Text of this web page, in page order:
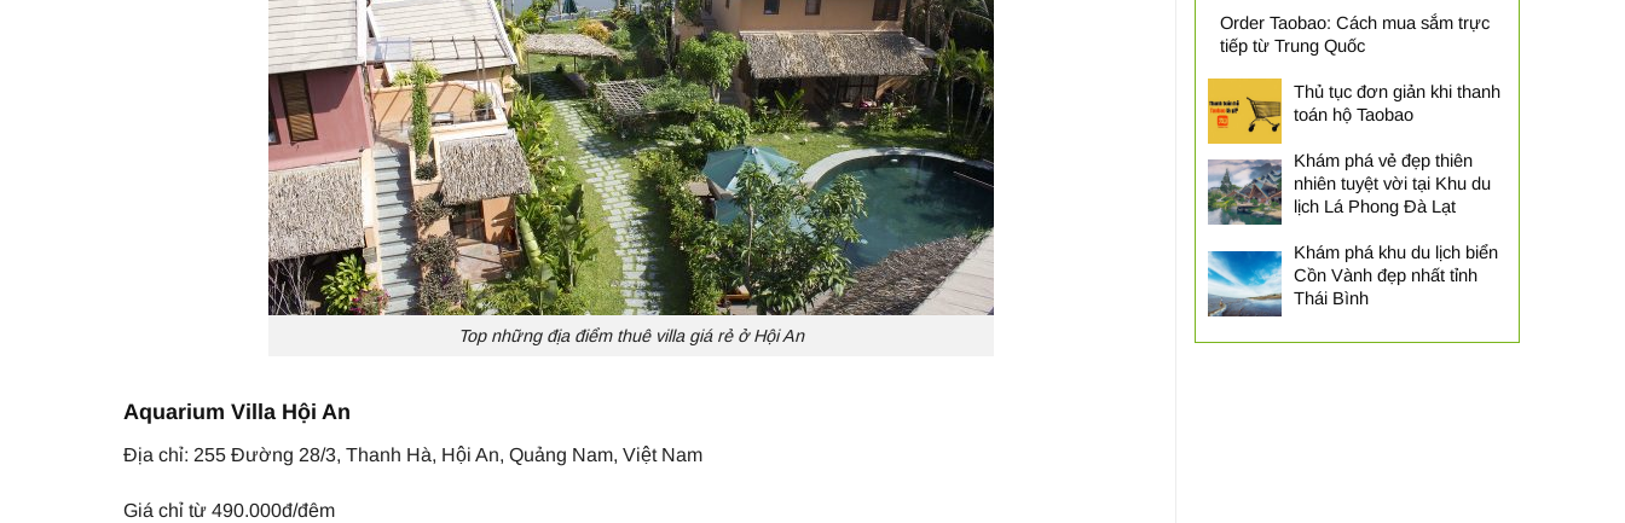
Top những địa điểm thuê villa giá rẻ ở Hội An
Aquarium Villa Hội An
Địa chỉ: 255 Đường 28/3, Thanh Hà, Hội An, Quảng Nam, Việt Nam
Giá chỉ từ 490.000đ/đêm
Order Taobao: Cách mua sắm trực
tiếp từ Trung Quốc
Thủ tục đơn giản khi thanh
toán hộ Taobao
Khám phá vẻ đẹp thiên
nhiên tuyệt vời tại Khu du
lịch Lá Phong Đà Lạt
Khám phá khu du lịch biển
Cồn Vành đẹp nhất tỉnh
Thái Bình